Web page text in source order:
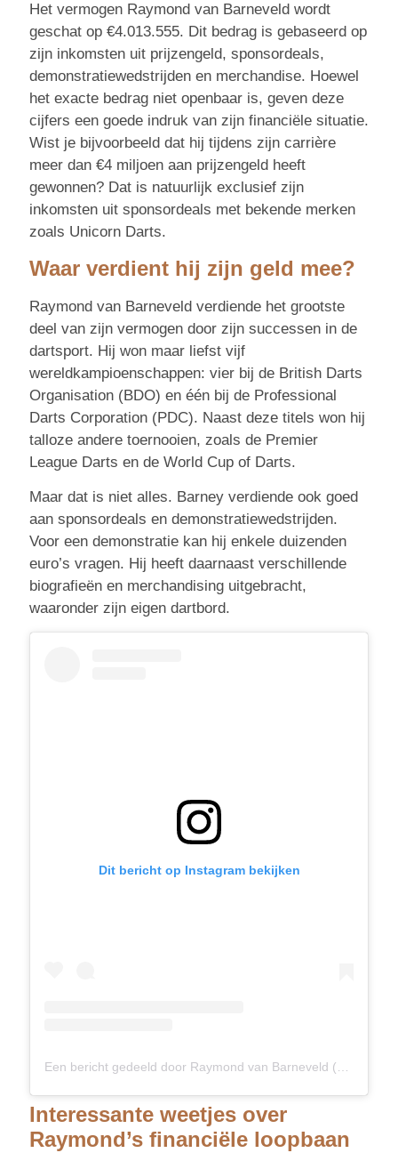
Het vermogen Raymond van Barneveld wordt
geschat op €4.013.555. Dit bedrag is gebaseerd op
zijn inkomsten uit prijzengeld, sponsordeals,
demonstratiewedstrijden en merchandise. Hoewel
het exacte bedrag niet openbaar is, geven deze
cijfers een goede indruk van zijn financiële situatie.
Wist je bijvoorbeeld dat hij tijdens zijn carrière
meer dan €4 miljoen aan prijzengeld heeft
gewonnen? Dat is natuurlijk exclusief zijn
inkomsten uit sponsordeals met bekende merken
zoals Unicorn Darts.
Waar verdient hij zijn geld mee?
Raymond van Barneveld verdiende het grootste
deel van zijn vermogen door zijn successen in de
dartsport. Hij won maar liefst vijf
wereldkampioenschappen: vier bij de British Darts
Organisation (BDO) en één bij de Professional
Darts Corporation (PDC). Naast deze titels won hij
talloze andere toernooien, zoals de Premier
League Darts en de World Cup of Darts.
Maar dat is niet alles. Barney verdiende ook goed
aan sponsordeals en demonstratiewedstrijden.
Voor een demonstratie kan hij enkele duizenden
euro’s vragen. Hij heeft daarnaast verschillende
biografieën en merchandising uitgebracht,
waaronder zijn eigen dartbord.
Dit bericht op Instagram bekijken
Een bericht gedeeld door Raymond van Barneveld (@raybar180)
Interessante weetjes over
Raymond’s financiële loopbaan